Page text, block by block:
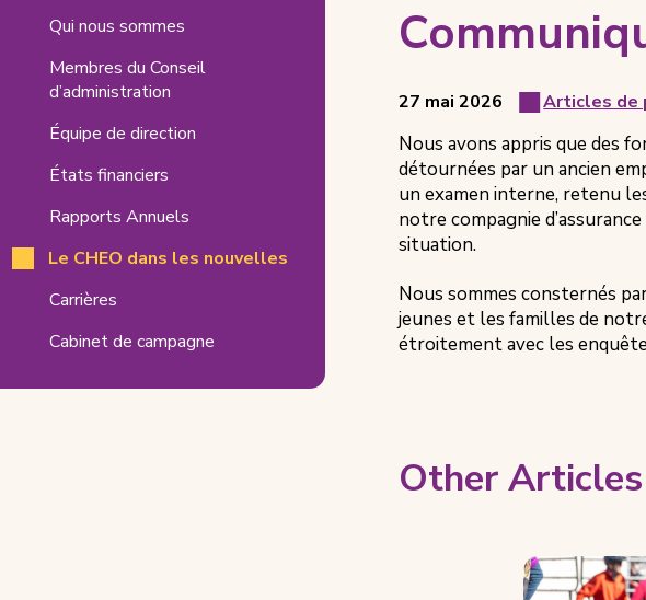
Fondation
CHEO
Related
Pages
Qui nous sommes
Membres du Conseil
d’administration
Équipe de direction
États financiers
Rapports Annuels
Le CHEO dans les nouvelles
Carrières
Cabinet de campagne
Posted
View
posts
on
27 mai 2026
Article
Articles de
Nous avons appris que des
détournées par un ancien
un examen interne, retenu
notre compagnie
situation.
Nous sommes consternés
jeunes et les familles de
étroitement avec les
Other